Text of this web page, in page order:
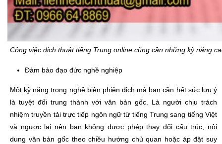
Công việc dịch thuật tiếng Trung online cũng cần những kỹ năng
Đảm bảo đạo đức nghề nghiệp
Một kỹ năng trong nghề biên phiên dịch mà bạn cần hết sức lưu ý
là tuyệt đối trung thành với văn bản gốc. Là người chịu trách
nhiệm truyền tải trực tiếp ngôn ngữ từ tiếng Trung sang tiếng Việt
và ngược lại nên bạn không được phép thay đổi cấu trúc, nội
dung văn bản gốc theo chiều hướng chủ quan hoặc áp đặt suy